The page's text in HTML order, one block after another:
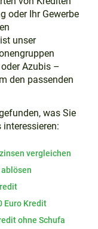
oder Ihr Gewerbe
unser
Azubis –
den passenden
was Sie
vergleichen
Euro Kredit
ohne Schufa